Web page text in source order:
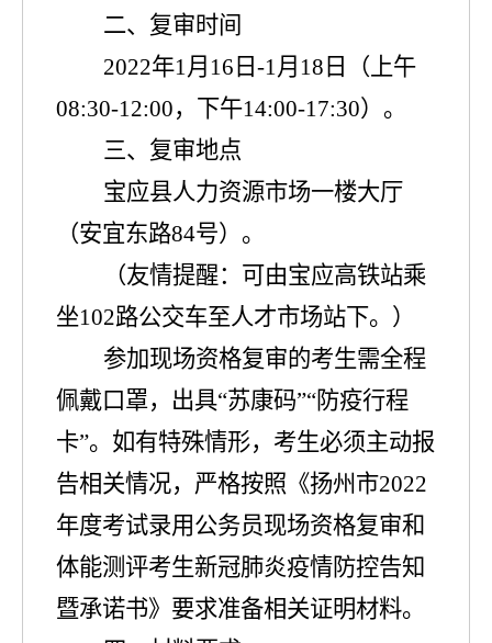
二、复审时间
2022年1月 16 日 -1月 18 日 （ 上午
08:30-12:00，下午14:00-17:30） 。
三、复审地点
宝应县人力资源市场一楼大厅
（安宜东路84号） 。
（友情提醒：可由宝应高铁站乘
坐102路公交车至人才市场站下。）
参加现场资格复审的考生需全程
佩戴口罩，出具“苏康码”“防疫行程
卡”。如有特殊情形，考生必须主动报
告相关情况，严格按照《扬州市2022
年度考试录用公务员现场资格复审和
体能测评考生新冠肺炎疫情防控告知
暨承诺书》要求准备相关证明材料。